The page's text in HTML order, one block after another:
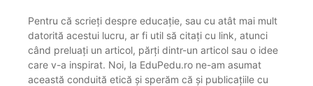
Pentru că scrieți despre educație, sau cu atât mai mult
datorită acestui lucru, ar fi util să citați cu link, atunci
când preluați un articol, părți dintr-un articol sau o idee
care v-a inspirat. Noi, la EduPedu.ro ne-am asumat
această conduită etică și sperăm că și publicațiile cu